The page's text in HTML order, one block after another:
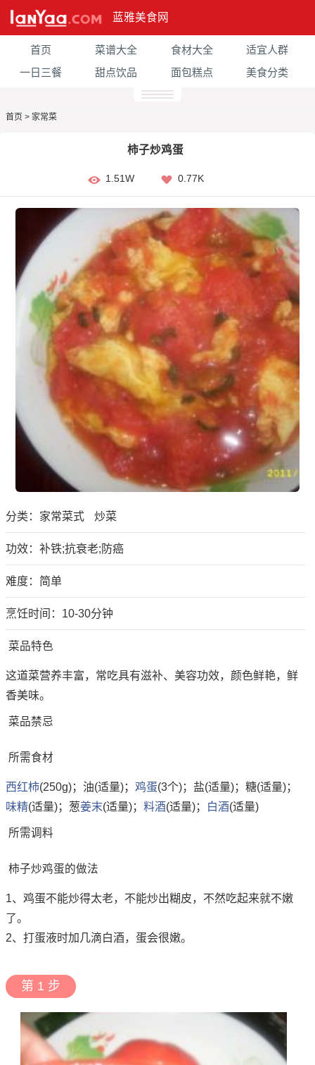
蓝雅美食网
首页 菜谱大全 食材大全
适宜人群
一日三餐
甜点饮品 面包糕点 美食分类
首页 > 家常菜
柿子炒鸡蛋
1.51W 0.77K
分类： 家常菜式 炒菜
功效：补铁;抗衰老;防癌
难度：简单
烹饪时间：10-30分钟
菜品特色
这道菜营养丰富，常吃具有滋补、美容功效，颜色鲜艳，鲜
香美味。
菜品禁忌
所需食材
西红柿(250g)；油(适量)； 鸡蛋(3个)；盐(适量)；糖(适量)；
味精(适量)；葱姜末(适量)； 料酒(适量)； 白酒(适量)
所需调料
柿子炒鸡蛋的做法
1、鸡蛋不能炒得太老，不能炒出糊皮，不然吃起来就不嫩
了。
2、打蛋液时加几滴白酒，蛋会很嫩。
第 1 步